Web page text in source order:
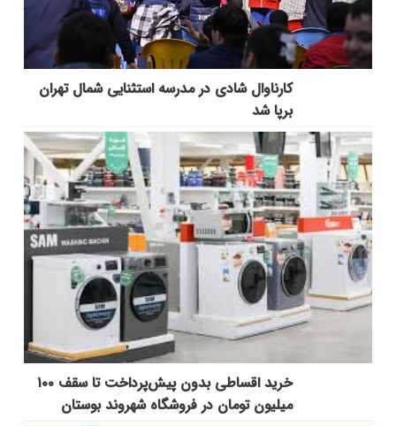
کارناوال شادی در مدرسه استثنایی شمال تهران
برپا شد
خرید اقساطی بدون پیش‌پرداخت تا سقف ۱۰۰
میلیون تومان در فروشگاه شهروند بوستان